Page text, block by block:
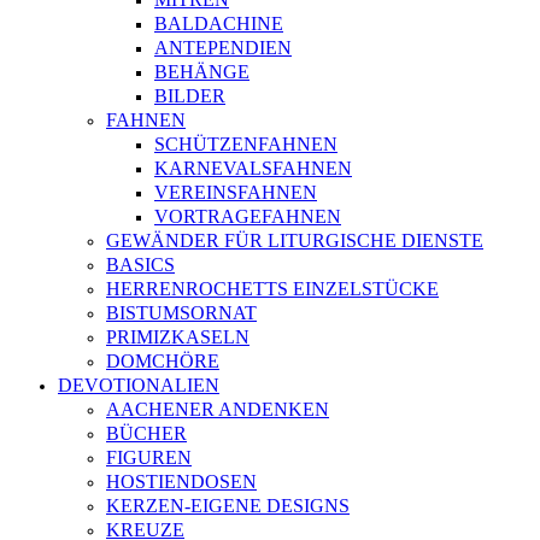
BALDACHINE
ANTEPENDIEN
BEHÄNGE
BILDER
FAHNEN
SCHÜTZENFAHNEN
KARNEVALSFAHNEN
VEREINSFAHNEN
VORTRAGEFAHNEN
GEWÄNDER FÜR LITURGISCHE DIENSTE
BASICS
HERRENROCHETTS EINZELSTÜCKE
BISTUMSORNAT
PRIMIZKASELN
DOMCHÖRE
DEVOTIONALIEN
AACHENER ANDENKEN
BÜCHER
FIGUREN
HOSTIENDOSEN
KERZEN-EIGENE DESIGNS
KREUZE